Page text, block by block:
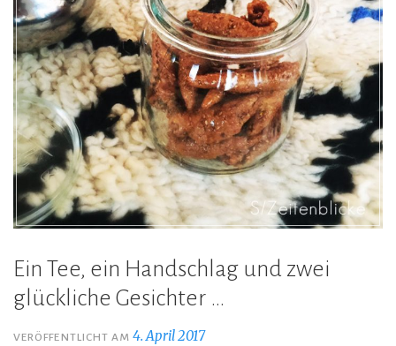
Ein Tee, ein Handschlag und zwei
glückliche Gesichter …
VERÖFFENTLICHT AM4. April 2017